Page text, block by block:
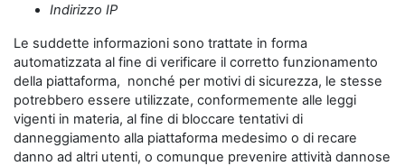
Indirizzo IP
Le suddette informazioni sono trattate in forma
automatizzata al fine di verificare il corretto funzionamento
della piattaforma, nonché per motivi di sicurezza, le stesse
potrebbero essere utilizzate, conformemente alle leggi
vigenti in materia, al fine di bloccare tentativi di
danneggiamento alla piattaforma medesimo o di recare
danno ad altri utenti, o comunque prevenire attività dannose